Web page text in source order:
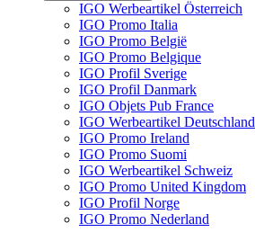
IGO Werbeartikel Österreich
IGO Promo Italia
IGO Promo België
IGO Promo Belgique
IGO Profil Sverige
IGO Profil Danmark
IGO Objets Pub France
IGO Werbeartikel Deutschland
IGO Promo Ireland
IGO Promo Suomi
IGO Werbeartikel Schweiz
IGO Promo United Kingdom
IGO Profil Norge
IGO Promo Nederland